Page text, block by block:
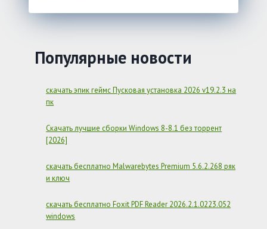
STUDIO
APK
НА
Популярные новости
скачать эпик геймс Пусковая установка 2026 v19.2.3 на
пк
Скачать лучшие сборки Windows 8-8.1 без торрент
[2026]
скачать бесплатно Malwarebytes Premium 5.6.2.268 ряк
и ключ
скачать бесплатно Foxit PDF Reader 2026.2.1.0223.052
windows